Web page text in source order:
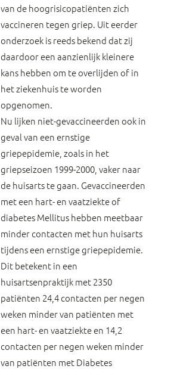
van de hoogrisicopatiënten zich
vaccineren tegen griep. Uit eerder
onderzoek is reeds bekend dat zij
daardoor een aanzienlijk kleinere
kans hebben om te overlijden of in
het ziekenhuis te worden
opgenomen.
Nu lijken niet-gevaccineerden ook in
geval van een ernstige
griepepidemie, zoals in het
griepseizoen 1999-2000, vaker naar
de huisarts te gaan. Gevaccineerden
met een hart- en vaatziekte of
diabetes Mellitus hebben meetbaar
minder contacten met hun huisarts
tijdens een ernstige griepepidemie.
Dit betekent in een
huisartsenpraktijk met 2350
patiënten 24,4 contacten per negen
weken minder van patiënten met
een hart- en vaatziekte en 14,2
contacten per negen weken minder
van patiënten met Diabetes